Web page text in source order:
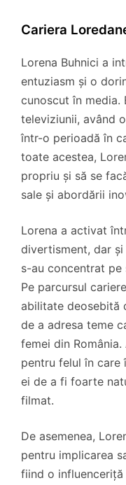
Cariera
Lorena Buhnici a
entuziasm și o
cunoscut în media.
televiziunii, având
într-o perioadă în
toate acestea,
propriu și să se
sale și abordării
Lorena a activat
divertisment, dar
s-au concentrat pe
Pe parcursul
abilitate deosebită
de a adresa teme
femei din
pentru felul în care
ei de a fi foarte
filmat.
De asemenea,
pentru implicarea
fiind o